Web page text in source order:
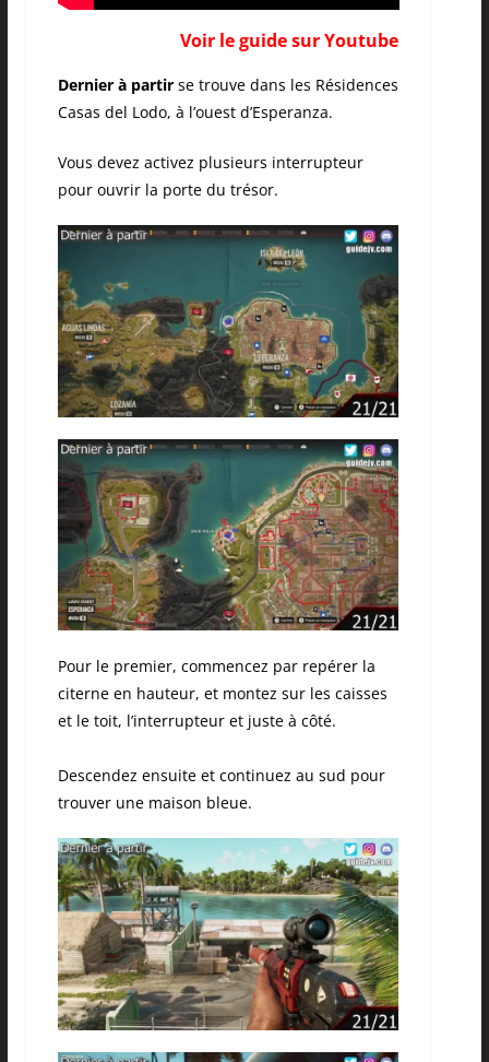
Voir le guide sur Youtube
Dernier à partirse trouve dans les Résidences
Casas del Lodo, à l’ouest d’Esperanza.
Vous devez activez plusieurs interrupteur
pour ouvrir la porte du trésor.
Pour le premier, commencez par repérer la
citerne en hauteur, et montez sur les caisses
et le toit, l’interrupteur et juste à côté.
Descendez ensuite et continuez au sud pour
trouver une maison bleue.